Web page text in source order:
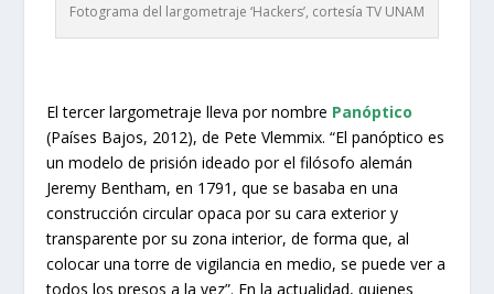
Fotograma del largometraje ‘Hackers’, cortesía TV UNAM
El tercer largometraje lleva por nombre Panóptico
(Países Bajos, 2012), de Pete Vlemmix. “El panóptico es
un modelo de prisión ideado por el filósofo alemán
Jeremy Bentham, en 1791, que se basaba en una
construcción circular opaca por su cara exterior y
transparente por su zona interior, de forma que, al
colocar una torre de vigilancia en medio, se puede ver a
todos los presos a la vez”. En la actualidad, quienes